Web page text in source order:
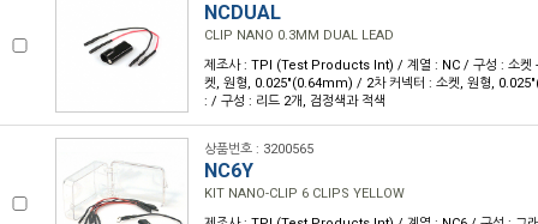
NCDUAL
CLIP NANO 0.3MM DUAL LEAD
제조사 : TPI (Test Products Int) / 계열 : NC / 구성 : 소켓
켓, 원형, 0.025"(0.64mm) / 2차 커넥터 : 소켓, 원형,
: / 구성 : 리드 2개, 검정색과 적색
상품번호 : 3200565
NC6Y
KIT NANO-CLIP 6 CLIPS YELLOW